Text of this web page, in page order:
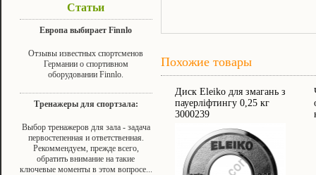
Статьи
Европа выбирает Finnlo
Отзывы известных спортсменов
Германии о спортивном
оборудовании Finnlo.
Тренажеры для спортзала:
Выбор тренажеров для зала - задача
первостепенная и ответственная.
Рекоммендуем, прежде всего,
обратить внимание на такие
ключевые моменты в этом вопросе...
Похожие товары
Диск Eleiko для змагань з
пауерліфтингу 0,25 кг
3000239